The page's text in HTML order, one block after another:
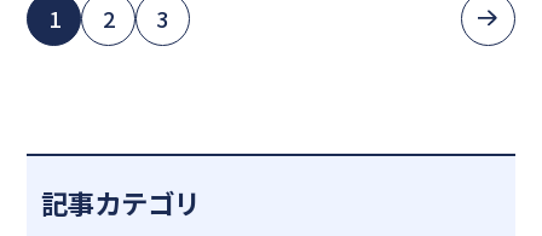
1 2 3
記事カテゴリ